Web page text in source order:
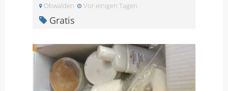
Obwalden Vor einigen Tagen
Gratis